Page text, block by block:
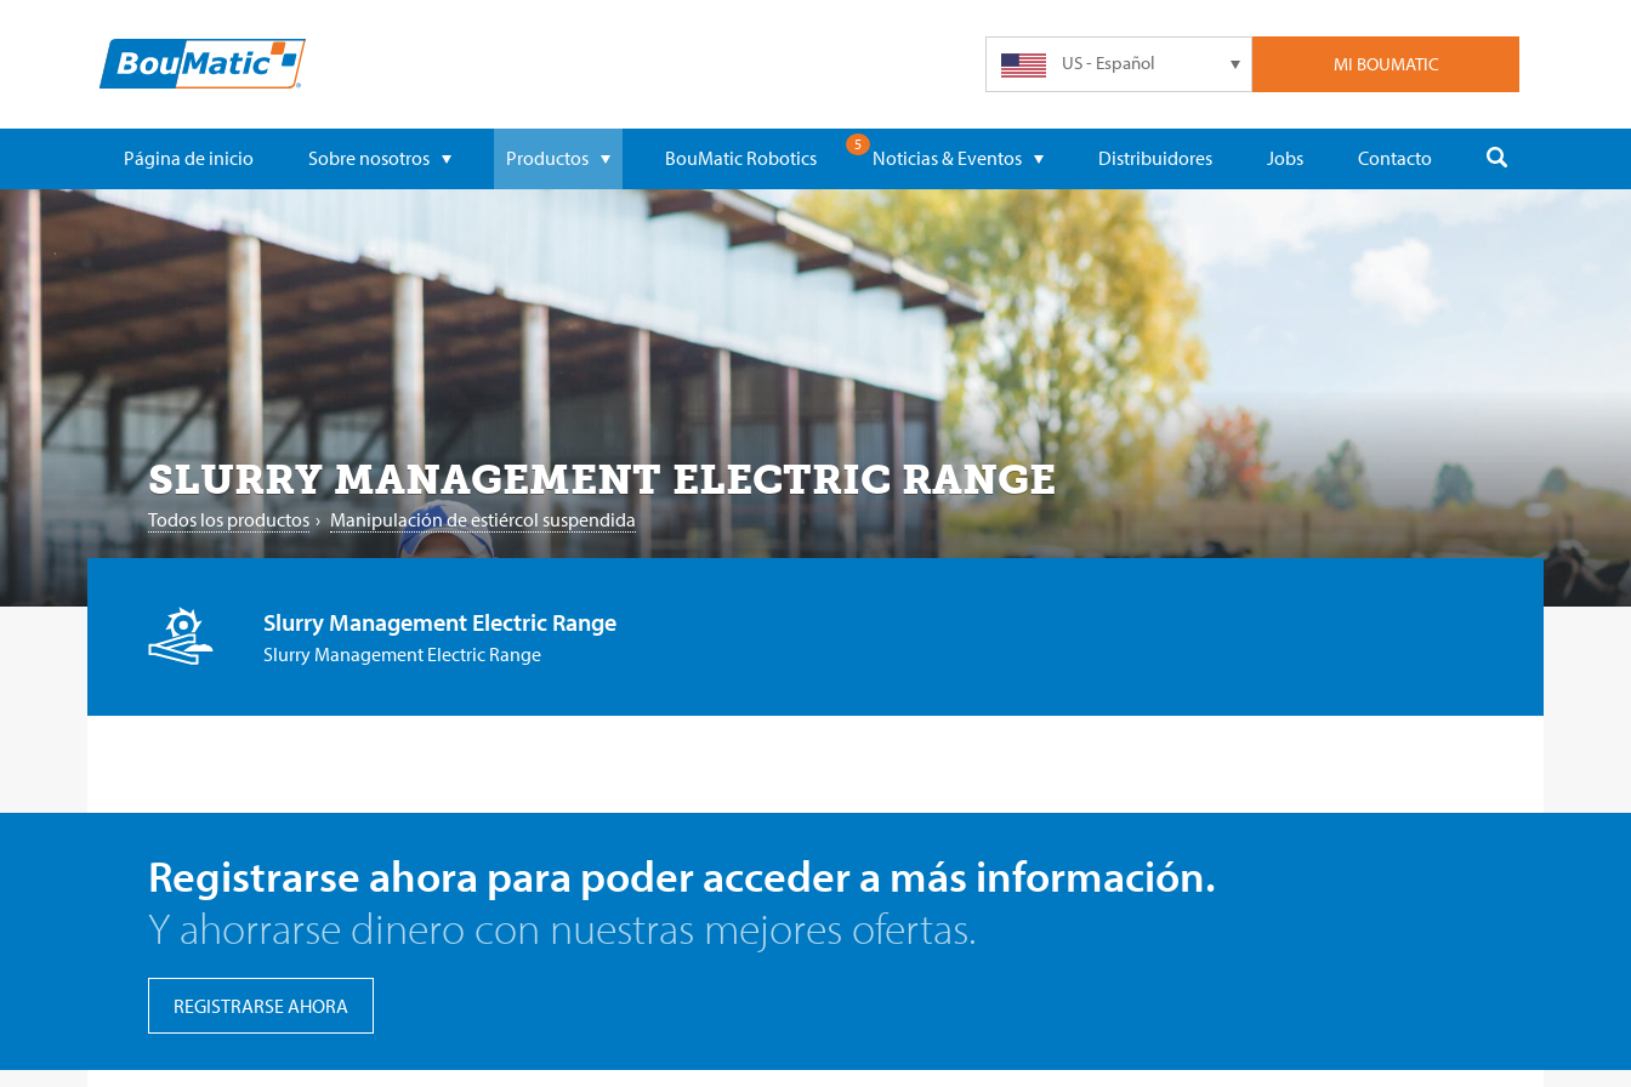
MI BOUMATIC
US - Español
Página de inicio Sobre nosotros Productos BouMatic Robotics
5
Noticias & Eventos Distribuidores Jobs Contacto
SLURRY MANAGEMENT ELECTRIC RANGE
Todos los productos › Manipulación de estiércol suspendida
Slurry Management Electric Range
Slurry Management Electric Range
Registrarse ahora para poder acceder a más información.
Y ahorrarse dinero con nuestras mejores ofertas.
REGISTRARSE AHORA